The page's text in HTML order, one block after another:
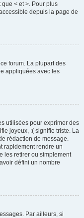
que < et >. Pour plus
depuis la page de
forum. La plupart des
appliquées avec les
utilisées pour exprimer des
joyeux, :( signifie triste. La
rédaction de message.
rapidement rendre un
les retirer ou simplement
défini un nombre
Par ailleurs, si